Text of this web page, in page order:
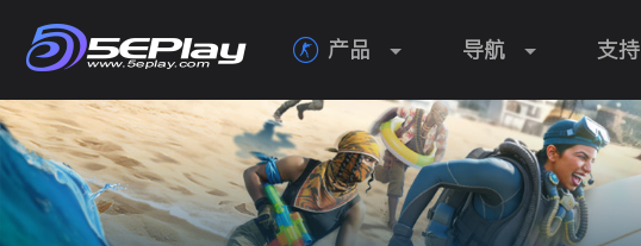
 产品 导航 支持